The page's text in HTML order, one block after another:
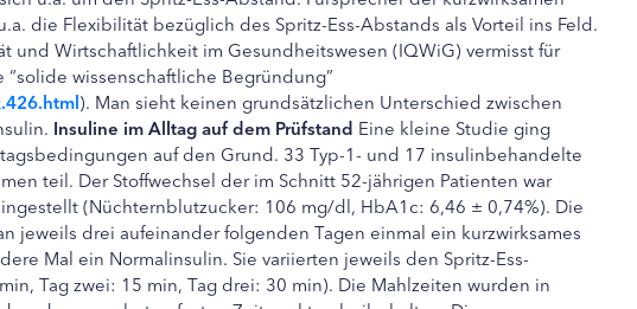
die Flexibilität bezüglich des Spritz-Ess-Abstands als Vorteil ins Feld.
und Wirtschaftlichkeit im Gesundheitswesen (IQWiG) vermisst für
“solide wissenschaftliche Begründung”
). Man sieht keinen grundsätzlichen Unterschied zwischen
Insuline im Alltag auf dem Prüfstand Eine kleine Studie ging
auf den Grund. 33 Typ-1- und 17 insulinbehandelte
teil. Der Stoffwechsel der im Schnitt 52-jährigen Patienten war
(Nüchternblutzucker: 106 mg/dl, HbA1c: 6,46 ± 0,74%). Die
jeweils drei aufeinander folgenden Tagen einmal ein kurzwirksames
Mal ein Normalinsulin. Sie variierten jeweils den Spritz-Ess-
Tag zwei: 15 min, Tag drei: 30 min). Die Mahlzeiten wurden in